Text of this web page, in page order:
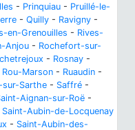
- Prinquiau - Pruillé-le-
- Quilly - Ravigny -
en-Grenouilles - Rives-
Anjou - Rochefort-sur-
- Rosnay -
Rou-Marson - Ruaudin -
sur-Sarthe - Saffré -
Aignan-sur-Roë -
Saint-Aubin-de-Locquenay
- Saint-Aubin-des-